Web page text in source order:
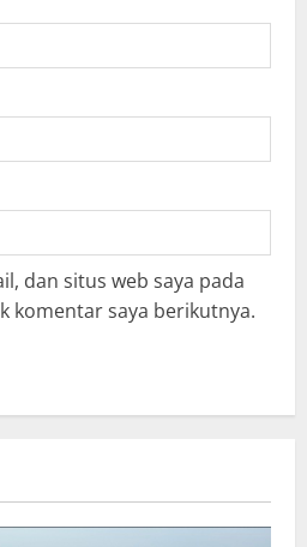
dan situs web saya pada
komentar saya berikutnya.